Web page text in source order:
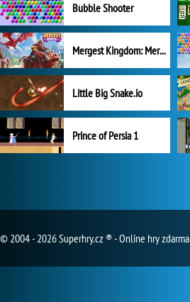
Bubble Shooter
Mergest Kingdom: Merge Puzzle
Little Big Snake.io
Prince of Persia 1
© 2004 - 2026 Superhry.cz ® - Online hry zdarma